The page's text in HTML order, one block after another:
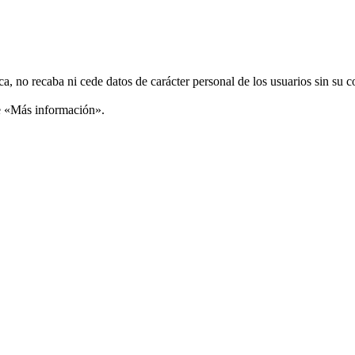
recaba ni cede datos de carácter personal de los usuarios sin su
«Más información».